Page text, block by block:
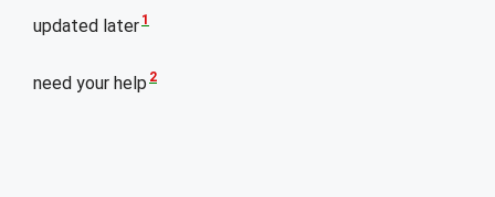
updated later 1
need your help 2